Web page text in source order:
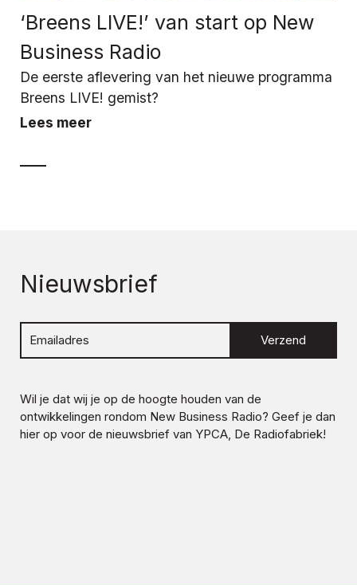
‘Breens LIVE!’ van start op New
Business Radio
De eerste aflevering van het nieuwe programma
Breens LIVE! gemist?
Lees meer
Nieuwsbrief
Verzend
Wil je dat wij je op de hoogte houden van de
ontwikkelingen rondom New Business Radio? Geef je dan
hier op voor de nieuwsbrief van YPCA, De Radiofabriek!